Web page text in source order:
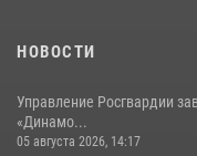
23 июля 2026, 13:19
НОВОСТИ
Управление Росгвардии
«Динамо...
05 августа 2026, 14:17